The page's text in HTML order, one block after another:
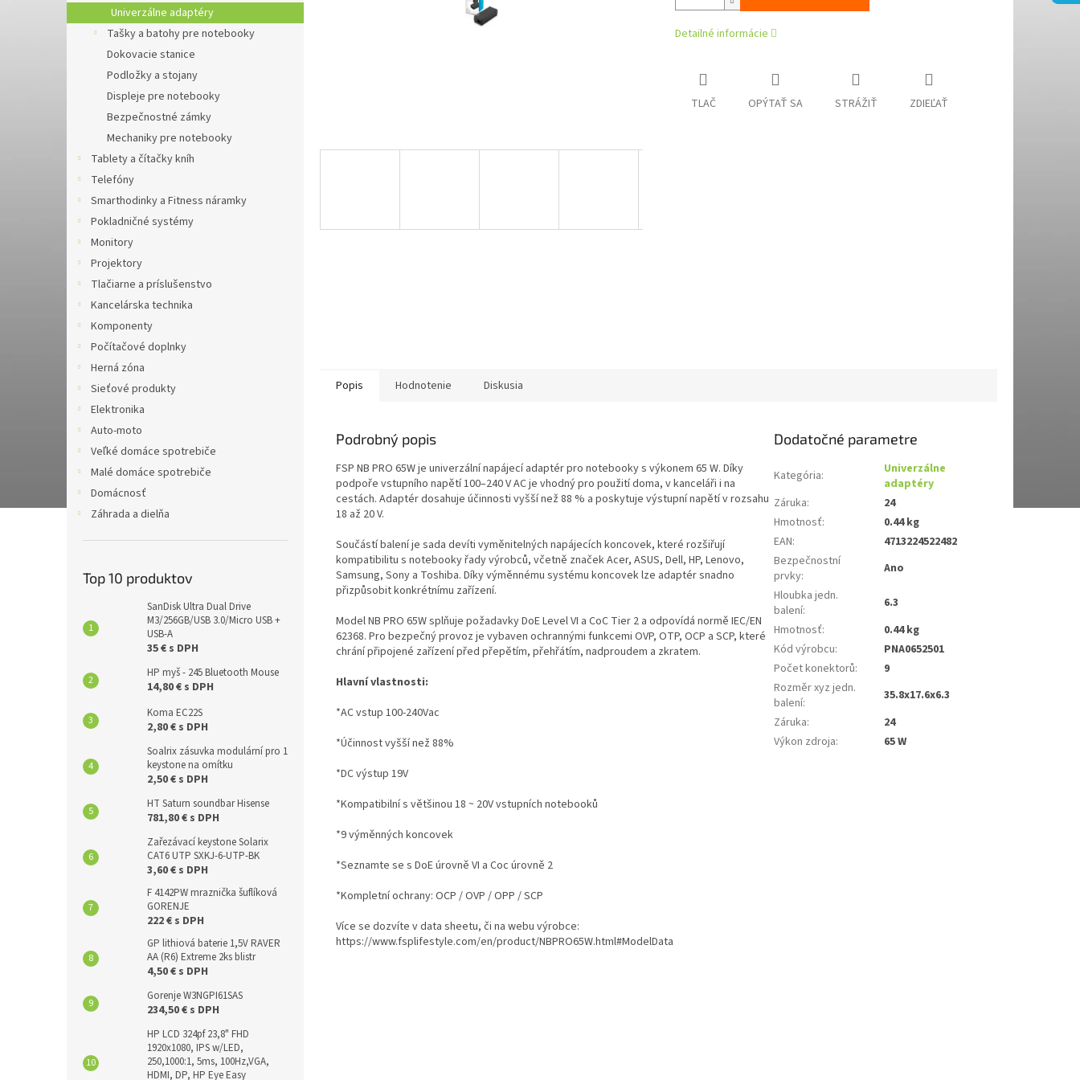
Univerzálne adaptéry
Tašky a batohy pre notebooky
Dokovacie stanice
Podložky a stojany
Displeje pre notebooky
Bezpečnostné zámky
Mechaniky pre notebooky
Tablety a čítačky kníh
Telefóny
Smarthodinky a Fitness náramky
Pokladničné systémy
Monitory
Projektory
Tlačiarne a príslušenstvo
Kancelárska technika
Komponenty
Počítačové doplnky
Herná zóna
Sieťové produkty
Elektronika
Auto-moto
Veľké domáce spotrebiče
Malé domáce spotrebiče
Domácnosť
Záhrada a dielňa
Top 10 produktov
SanDisk Ultra Dual Drive
M3/256GB/USB 3.0/Micro USB +
USB-A
35 € s DPH
HP myš - 245 Bluetooth Mouse
14,80 € s DPH
Koma EC22S
2,80 € s DPH
Soalrix zásuvka modulární pro 1
keystone na omítku
2,50 € s DPH
HT Saturn soundbar Hisense
781,80 € s DPH
Zařezávací keystone Solarix
CAT6 UTP SXKJ-6-UTP-BK
3,60 € s DPH
F 4142PW mraznička šuflíková
GORENJE
222 € s DPH
GP lithiová baterie 1,5V RAVER
AA (R6) Extreme 2ks blistr
4,50 € s DPH
Gorenje W3NGPI61SAS
234,50 € s DPH
HP LCD 324pf 23,8" FHD
1920x1080, IPS w/LED,
250,1000:1, 5ms, 100Hz,VGA,
HDMI, DP, HP Eye Easy
Detailné informácie
TLAČ OPÝTAŤ SA STRÁŽIŤ ZDIEĽAŤ
Popis Hodnotenie Diskusia
Podrobný popis
FSP NB PRO 65W je univerzální napájecí adaptér pro notebooky s výkonem 65 W. Díky
podpoře vstupního napětí 100–240 V AC je vhodný pro použití doma, v kanceláři i na
cestách. Adaptér dosahuje účinnosti vyšší než 88 % a poskytuje výstupní napětí v rozsahu
18 až 20 V.
Součástí balení je sada devíti vyměnitelných napájecích koncovek, které rozšiřují
kompatibilitu s notebooky řady výrobců, včetně značek Acer, ASUS, Dell, HP, Lenovo,
Samsung, Sony a Toshiba. Díky výměnnému systému koncovek lze adaptér snadno
přizpůsobit konkrétnímu zařízení.
Model NB PRO 65W splňuje požadavky DoE Level VI a CoC Tier 2 a odpovídá normě IEC/EN
62368. Pro bezpečný provoz je vybaven ochrannými funkcemi OVP, OTP, OCP a SCP, které
chrání připojené zařízení před přepětím, přehřátím, nadproudem a zkratem.
Hlavní vlastnosti:
*AC vstup 100-240Vac
*Účinnost vyšší než 88%
*DC výstup 19V
*Kompatibilní s většinou 18 ~ 20V vstupních notebooků
*9 výměnných koncovek
*Seznamte se s DoE úrovně VI a Coc úrovně 2
*Kompletní ochrany: OCP / OVP / OPP / SCP
Více se dozvíte v data sheetu, či na webu výrobce:
https://www.fsplifestyle.com/en/product/NBPRO65W.html#ModelData
Dodatočné parametre
Kategória:
Univerzálne
adaptéry
Záruka:
24
Hmotnosť:
0.44 kg
EAN:
4713224522482
Bezpečnostní
prvky:
Ano
Hloubka jedn.
balení:
6.3
Hmotnosť:
0.44 kg
Kód výrobcu:
PNA0652501
Počet konektorů:
9
Rozměr xyz jedn.
balení:
35.8x17.6x6.3
Záruka:
24
Výkon zdroja: 65 W